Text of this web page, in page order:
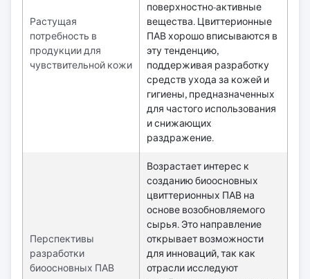
Растущая
потребность в
продукции для
чувствительной кожи
поверхностно-активные
вещества. Цвиттерионные
ПАВ хорошо вписываются в
эту тенденцию,
поддерживая разработку
средств ухода за кожей и
гигиены, предназначенных
для частого использования
и снижающих
раздражение.
Перспективы
разработки
биоосновных ПАВ
Возрастает интерес к
созданию биоосновных
цвиттерионных ПАВ на
основе возобновляемого
сырья. Это направление
открывает возможности
для инноваций, так как
отрасли исследуют